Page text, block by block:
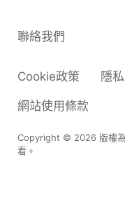
Copyright © 2026 版權為
看。
Cookie政策 隱
網站使用條款
聯絡我們